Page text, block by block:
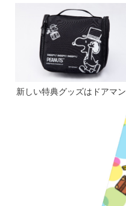
新しい特典グッズはドアマ